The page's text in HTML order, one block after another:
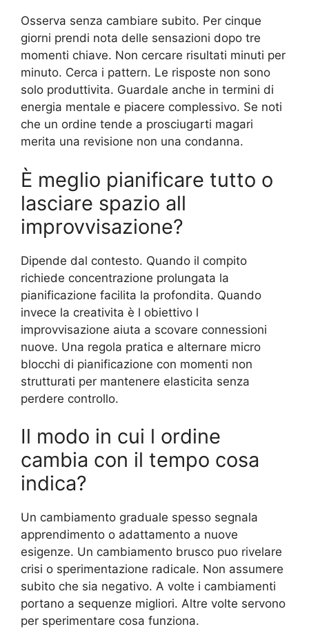
Osserva senza cambiare subito. Per cinque
giorni prendi nota delle sensazioni dopo tre
momenti chiave. Non cercare risultati minuti per
minuto. Cerca i pattern. Le risposte non sono
solo produttivita. Guardale anche in termini di
energia mentale e piacere complessivo. Se noti
che un ordine tende a prosciugarti magari
merita una revisione non una condanna.
È meglio pianificare tutto o
lasciare spazio all
improvvisazione?
Dipende dal contesto. Quando il compito
richiede concentrazione prolungata la
pianificazione facilita la profondita. Quando
invece la creativita è l obiettivo l
improvvisazione aiuta a scovare connessioni
nuove. Una regola pratica e alternare micro
blocchi di pianificazione con momenti non
strutturati per mantenere elasticita senza
perdere controllo.
Il modo in cui l ordine
cambia con il tempo cosa
indica?
Un cambiamento graduale spesso segnala
apprendimento o adattamento a nuove
esigenze. Un cambiamento brusco puo rivelare
crisi o sperimentazione radicale. Non assumere
subito che sia negativo. A volte i cambiamenti
portano a sequenze migliori. Altre volte servono
per sperimentare cosa funziona.